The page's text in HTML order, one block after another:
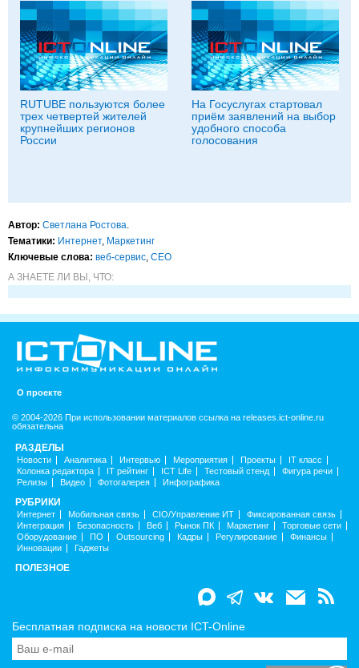
RUTUBE пользуются более
трех четвертей жителей
крупнейших регионов
России
На Госуслугах стартовал
приём заявлений на выбор
удобного способа
голосования
Автор: Светлана Ростова.
Тематики: Интернет, Маркетинг
Ключевые слова: веб-сервис, CEO
А ЗНАЕТЕ ЛИ ВЫ, ЧТО:
О проекте
© 2004-2026 При использовании материалов ссылка на releases.ict-online.ru
обязательна
РАЗДЕЛЫ
Новости Аналитика Интервью Мероприятия Проекты
IT класс
Колонка редактора
IT рейтинг ICT Life Тестовый стенд
Фигура речи
Релизы
Видео Фотогалерея Инфографика
РУБРИКИ
Интернет Мобильная связь CIO/Управление ИТ
Фиксированная связь
Интеграция
Безопасность Веб Рынок ПК Маркетинг
Торговые сети
Оборудование
ПО Outsourcing Кадры Регулирование
Финансы
Инновации
Гаджеты
ПОЛЕЗНОЕ
Бесплатная подписка на новости ICT-Online